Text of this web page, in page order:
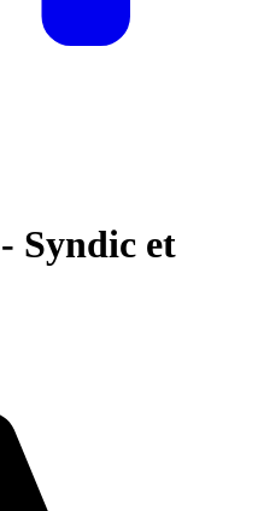
Syndic et